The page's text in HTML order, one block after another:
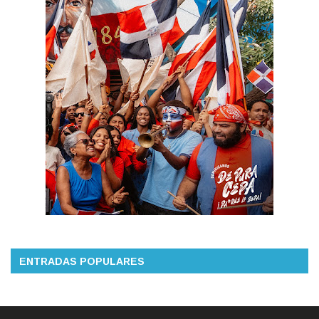
ENTRADAS POPULARES